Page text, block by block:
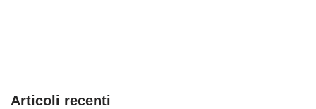
Articoli recenti